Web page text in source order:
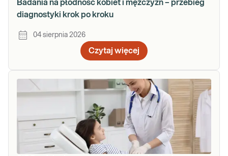
Badania na płodność kobiet i mężczyzn – przebieg
diagnostyki krok po kroku
04 sierpnia 2026
Czytaj więcej